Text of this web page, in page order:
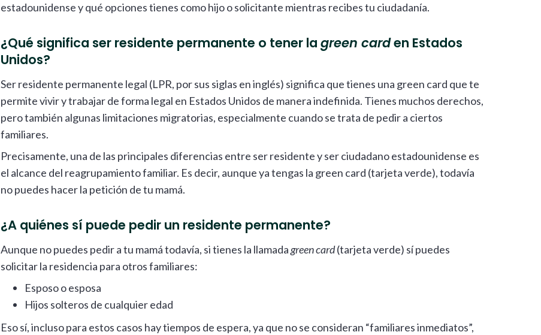
estadounidense y qué opciones tienes como hijo o solicitante mientras recibes tu ciudadanía.
¿Qué significa ser residente permanente o tener la green carden Estados
Unidos?
Ser residente permanente legal (LPR, por sus siglas en inglés) significa que tienes una green card que te
permite vivir y trabajar de forma legal en Estados Unidos de manera indefinida. Tienes muchos derechos,
pero también algunas limitaciones migratorias, especialmente cuando se trata de pedir a ciertos
familiares.
Precisamente, una de las principales diferencias entre ser residente y ser ciudadano estadounidense es
el alcance del reagrupamiento familiar. Es decir, aunque ya tengas la green card (tarjeta verde), todavía
no puedes hacer la petición de tu mamá.
¿A quiénes sí puede pedir un residente permanente?
Aunque no puedes pedir a tu mamá todavía, si tienes la llamadagreen card(tarjeta verde) sí puedes
solicitar la residencia para otros familiares:
Esposo o esposa
Hijos solteros de cualquier edad
Eso sí, incluso para estos casos hay tiempos de espera, ya que no se consideran “familiares inmediatos”,